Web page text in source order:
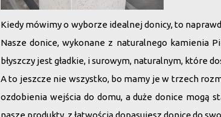
Kiedy mówimy o wyborze idealnej donicy, to
Naszedonice, wykonane z naturalnego kamienia
błyszczy jest gładkie, i surowym, naturalnym, które
A to jeszcze nie wszystko, bo mamy je w trzech
ozdobienia wejścia do domu, a duże donice mogą
nasze produkty, z łatwością dopasujesz donicę do